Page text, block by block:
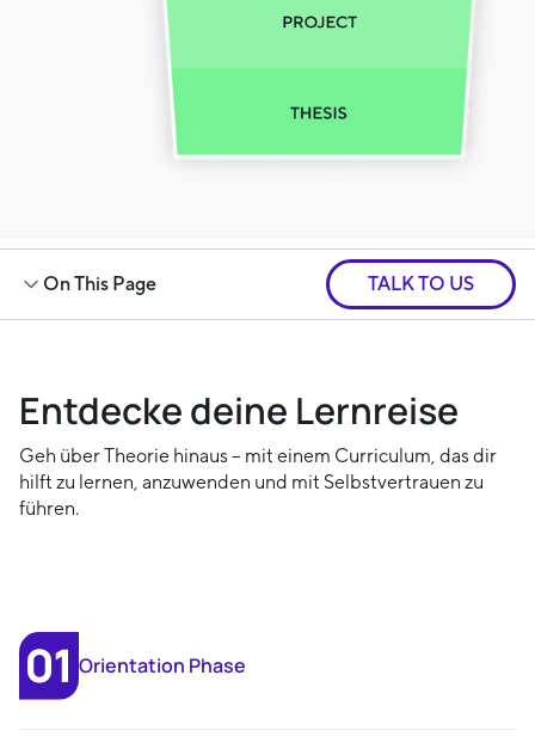
On This Page TALK TO US
Entdecke deine Lernreise
Geh über Theorie hinaus – mit einem Curriculum, das dir
hilft zu lernen, anzuwenden und mit Selbstvertrauen zu
führen.
Orientation Phase